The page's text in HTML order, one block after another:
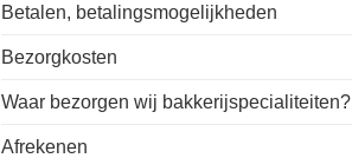
Betalen, betalingsmogelijkheden
Bezorgkosten
Waar bezorgen wij bakkerijspecialiteiten?
Afrekenen